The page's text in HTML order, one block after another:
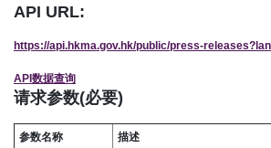
API URL:
https://api.hkma.gov.hk/public/press-
API数据查询
请求参数(必要)
参数名称 描述